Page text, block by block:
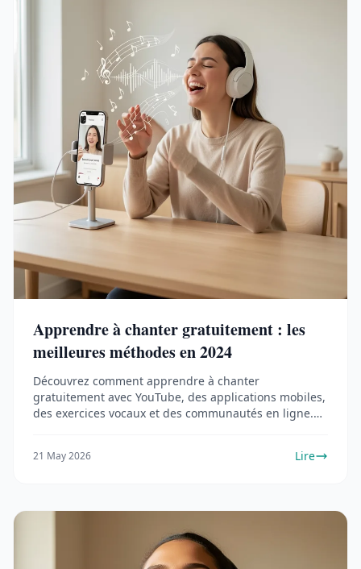
Apprendre à chanter gratuitement : les
meilleures méthodes en 2024
Découvrez comment apprendre à chanter
gratuitement avec YouTube, des applications mobiles,
des exercices vocaux et des communautés en ligne.
21 May 2026 Lire